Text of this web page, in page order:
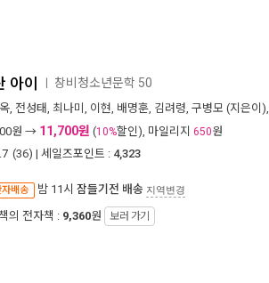
아이 창비청소년문학 50
, 전성태, 최나미 , 이현, 배명훈, 김려령, 구병모 (지은이),
원 → 11,700원 (10%할인), 마일리지 650원
(36) | 세일즈포인트 : 4,323
배송 밤 11시 잠들기전 배송 지역변경
의 전자책 : 9,360원 보러 가기